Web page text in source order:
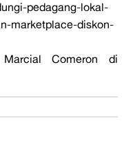
pedagang-lokal-
marketplace-diskon-
Marcial Comeron di